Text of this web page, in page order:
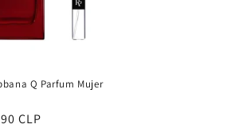
Q Parfum Mujer
CLP